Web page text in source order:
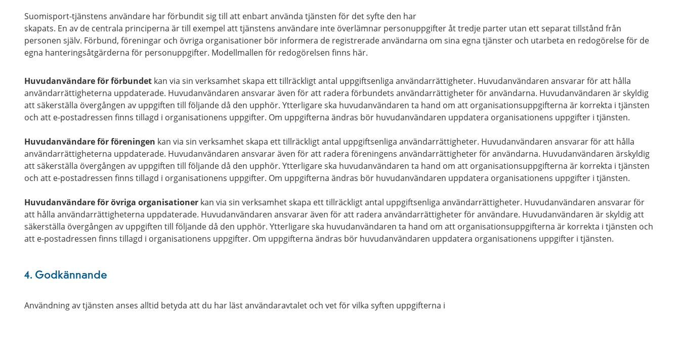
Suomisport-tjänstens användare har förbundit sig till att enbart använda tjänsten för det syfte den har
skapats. En av de centrala principerna är till exempel att tjänstens användare inte överlämnar personuppgifter åt tredje parter utan ett separat tillstånd från
personen själv. Förbund, föreningar och övriga organisationer bör informera de registrerade användarna om sina egna tjänster och utarbeta en redogörelse för de
egna hanteringsåtgärderna för personuppgifter. Modellmallen för redogörelsen finns här.
Huvudanvändare för förbundet kan via sin verksamhet skapa ett tillräckligt antal uppgiftsenliga användarrättigheter. Huvudanvändaren ansvarar för att hålla
användarrättigheterna uppdaterade. Huvudanvändaren ansvarar även för att radera förbundets användarrättigheter för användarna. Huvudanvändaren är skyldig
att säkerställa övergången av uppgiften till följande då den upphör. Ytterligare ska huvudanvändaren ta hand om att organisationsuppgifterna är korrekta i tjänsten
och att e-postadressen finns tillagd i organisationens uppgifter. Om uppgifterna ändras bör huvudanvändaren uppdatera organisationens uppgifter i tjänsten.
Huvudanvändare för föreningen kan via sin verksamhet skapa ett tillräckligt antal uppgiftsenliga användarrättigheter. Huvudanvändaren ansvarar för att hålla
användarrättigheterna uppdaterade. Huvudanvändaren ansvarar även för att radera föreningens användarrättigheter för användarna. Huvudanvändaren ärskyldig
att säkerställa övergången av uppgiften till följande då den upphör. Ytterligare ska huvudanvändaren ta hand om att organisationsuppgifterna är korrekta i tjänsten
och att e-postadressen finns tillagd i organisationens uppgifter. Om uppgifterna ändras bör huvudanvändaren uppdatera organisationens uppgifter i tjänsten.
Huvudanvändare för övriga organisationer kan via sin verksamhet skapa ett tillräckligt antal uppgiftsenliga användarrättigheter. Huvudanvändaren ansvarar för
att hålla användarrättigheterna uppdaterade. Huvudanvändaren ansvarar även för att radera användarrättigheter för användare. Huvudanvändaren är skyldig att
säkerställa övergången av uppgiften till följande då den upphör. Ytterligare ska huvudanvändaren ta hand om att organisationsuppgifterna är korrekta i tjänsten och
att e-postadressen finns tillagd i organisationens uppgifter. Om uppgifterna ändras bör huvudanvändaren uppdatera organisationens uppgifter i tjänsten.
4. Godkännande
Användning av tjänsten anses alltid betyda att du har läst användaravtalet och vet för vilka syften uppgifterna i